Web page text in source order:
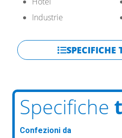
Industrie
SPECIFICHE
Specifiche
Confezioni da